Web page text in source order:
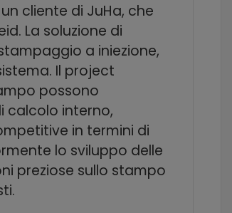
cliente di JuHa, che
La soluzione di
a iniezione,
Il project
possono
calcolo interno,
in termini di
lo sviluppo delle
preziose sullo stampo